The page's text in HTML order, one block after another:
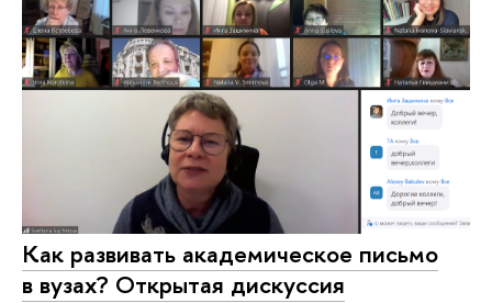
Как развивать академическое письмо
в вузах? Открытая дискуссия